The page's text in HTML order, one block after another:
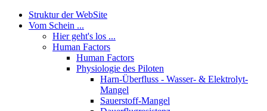
Struktur der WebSite
Vom Schein ...
Hier geht's los ...
Human Factors
Human Factors
Physiologie des Piloten
Harn-Überfluss - Wasser- & Elektrolyt-
Mangel
Sauerstoff-Mangel